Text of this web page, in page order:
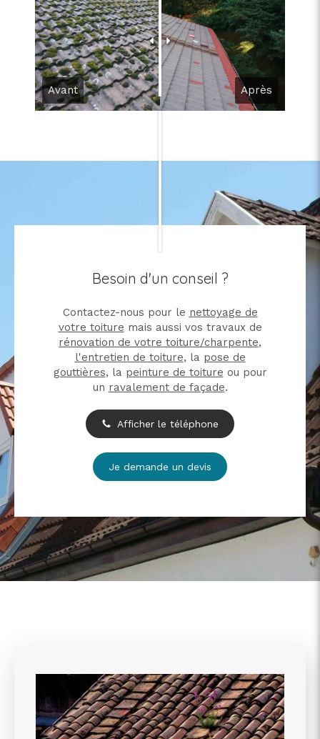
Avant Après
Besoin d'un conseil ?
Contactez-nous pour le nettoyage de
votre toiture mais aussi vos travaux de
rénovation de votre toiture/charpente,
l'entretien de toiture, la pose de
gouttières, la peinture de toiture ou pour
un ravalement de façade.
Afficher le téléphone
Je demande un devis